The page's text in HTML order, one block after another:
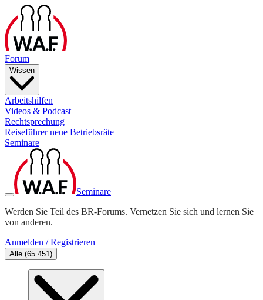
Forum
Wissen
Arbeitshilfen
Videos & Podcast
Rechtsprechung
Reiseführer neue Betriebsräte
Seminare
Seminare
Werden Sie Teil des BR-Forums. Vernetzen Sie sich und lernen Sie
von anderen.
Anmelden / Registrieren
Alle (65.451)